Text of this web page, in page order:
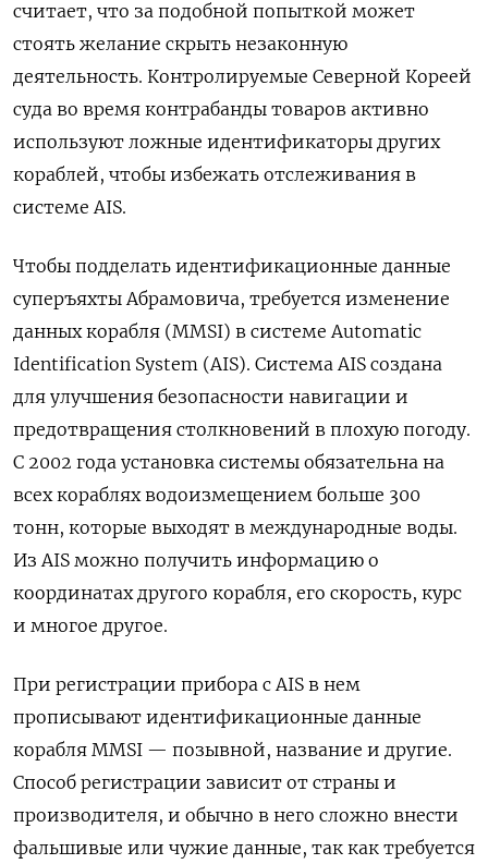
считает, что за подобной попыткой может
стоять желание скрыть незаконную
деятельность. Контролируемые Северной Кореей
суда во время контрабанды товаров активно
используют ложные идентификаторы других
кораблей, чтобы избежать отслеживания в
системе AIS.
Чтобы подделать идентификационные данные
суперъяхты Абрамовича, требуется изменение
данных корабля (MMSI) в системе Automatic
Identification System (AIS). Система AIS создана
для улучшения безопасности навигации и
предотвращения столкновений в плохую погоду.
С 2002 года установка системы обязательна на
всех кораблях водоизмещением больше 300
тонн, которые выходят в международные воды.
Из AIS можно получить информацию о
координатах другого корабля, его скорость, курс
и многое другое.
При регистрации прибора с AIS в нем
прописывают идентификационные данные
корабля MMSI — позывной, название и другие.
Способ регистрации зависит от страны и
производителя, и обычно в него сложно внести
фальшивые или чужие данные, так как требуется